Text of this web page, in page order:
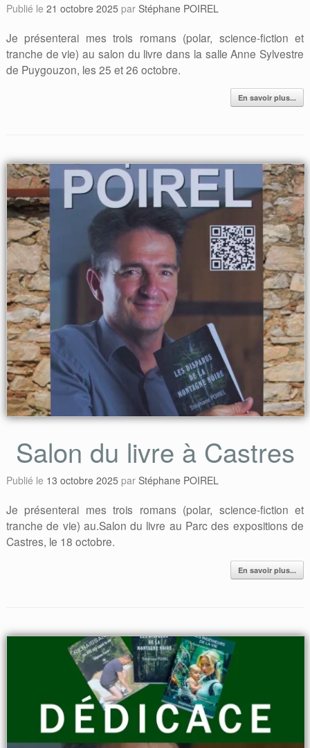
Publié le 21 octobre 2025 par Stéphane POIREL
Je présenterai mes trois romans (polar, science-fiction et
tranche de vie) au salon du livre dans la salle Anne Sylvestre
de Puygouzon, les 25 et 26 octobre.
En savoir plus...
Salon du livre à Castres
Publié le 13 octobre 2025 par Stéphane POIREL
Je présenterai mes trois romans (polar, science-fiction et
tranche de vie) au.Salon du livre au Parc des expositions de
Castres, le 18 octobre.
En savoir plus...